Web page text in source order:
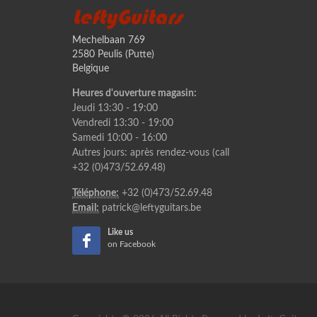
LeftyGuitars
Mechelbaan 769
2580 Peulis (Putte)
Belgique
Heures d'ouverture magasin:
Jeudi 13:30 - 19:00
Vendredi 13:30 - 19:00
Samedi 10:00 - 16:00
Autres jours: après rendez-vous (call
+32 (0)473/52.69.48)
Téléphone: +32 (0)473/52.69.48
Email: patrick@leftyguitars.be
Like us
on Facebook